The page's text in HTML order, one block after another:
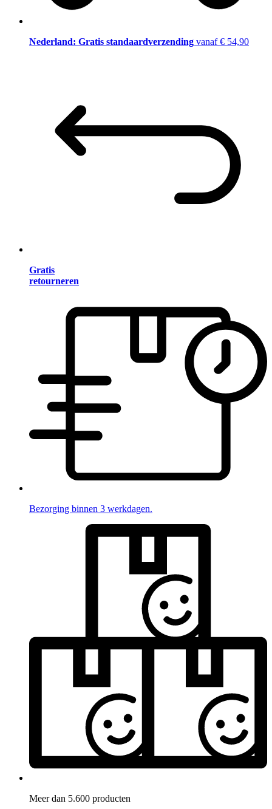
Nederland: Gratis standaardverzending vanaf € 54,90
Gratis
retourneren
Bezorging binnen 3 werkdagen.
Meer dan 5.600 producten